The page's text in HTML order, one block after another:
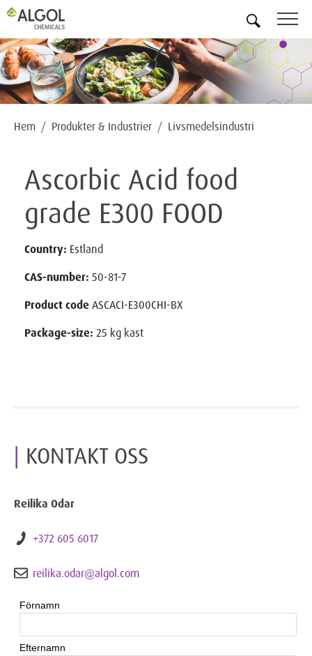
Hem Produkter & Industrier Livsmedelsindustri
Ascorbic Acid food
grade E300 FOOD
Country: Estland
CAS-number: 50-81-7
Product code ASCACI-E300CHI-BX
Package-size: 25 kg kast
KONTAKT OSS
Reilika Odar
+372 605 6017
reilika.odar@algol.com